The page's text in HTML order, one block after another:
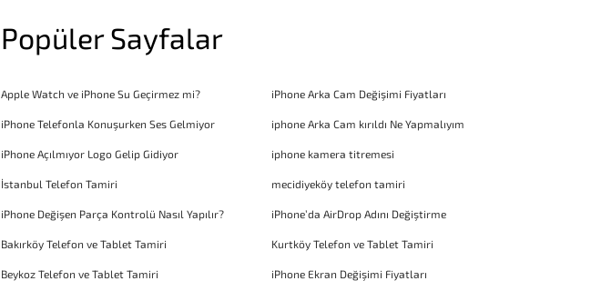
Popüler Sayfalar
Apple Watch ve iPhone Su Geçirmez mi? iPhone Arka Cam Değişimi Fiyatları
iPhone Telefonla Konuşurken Ses Gelmiyor iphone Arka Cam kırıldı Ne Yapmalıyım
iPhone Açılmıyor Logo Gelip Gidiyor iphone kamera titremesi
İstanbul Telefon Tamiri mecidiyeköy telefon tamiri
iPhone Değişen Parça Kontrolü Nasıl Yapılır? iPhone’da AirDrop Adını Değiştirme
Bakırköy Telefon ve Tablet Tamiri Kurtköy Telefon ve Tablet Tamiri
Beykoz Telefon ve Tablet Tamiri iPhone Ekran Değişimi Fiyatları